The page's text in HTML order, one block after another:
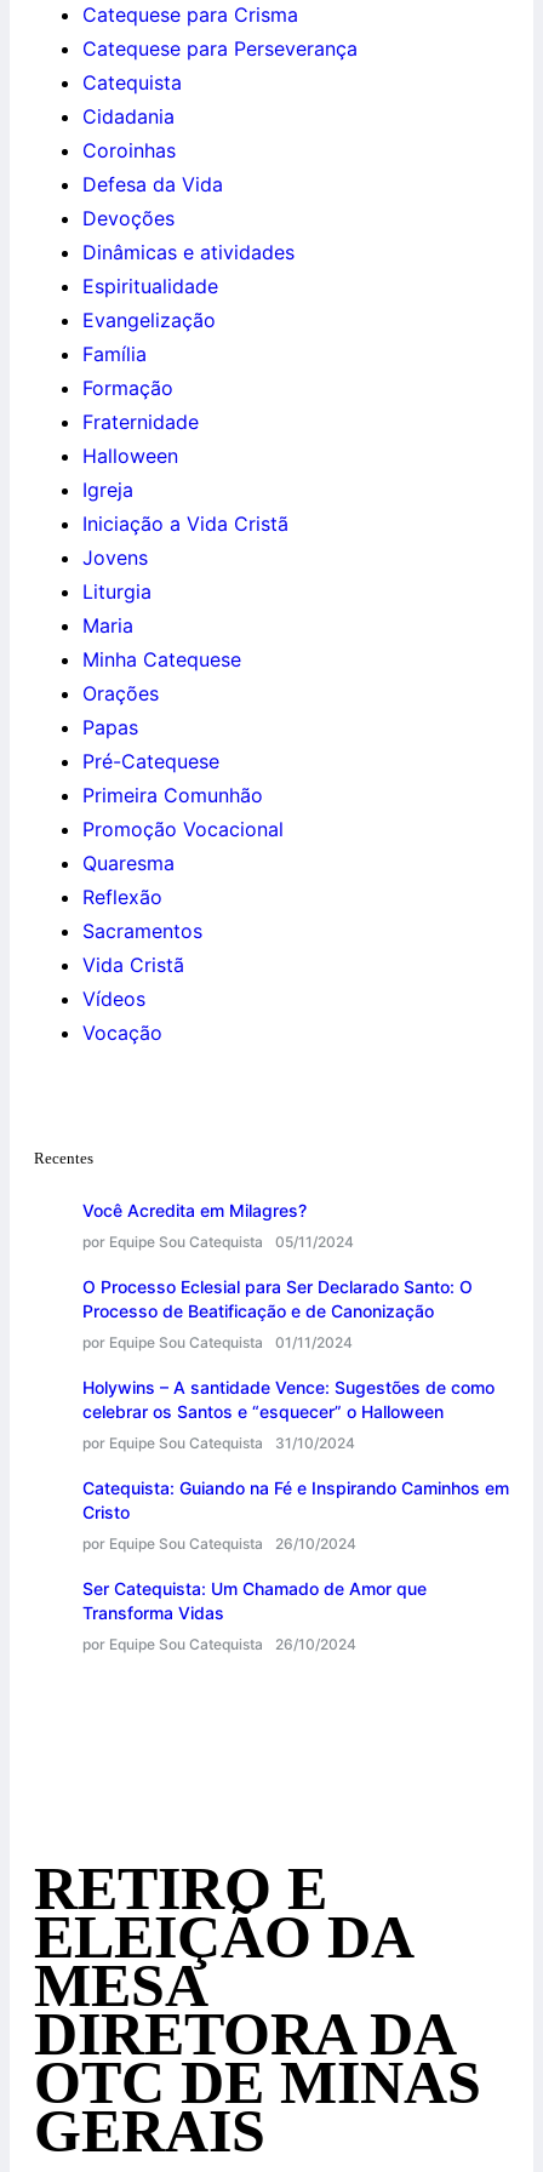
Catequese para Crisma
Catequese para Perseverança
Catequista
Cidadania
Coroinhas
Defesa da Vida
Devoções
Dinâmicas e atividades
Espiritualidade
Evangelização
Família
Formação
Fraternidade
Halloween
Igreja
Iniciação a Vida Cristã
Jovens
Liturgia
Maria
Minha Catequese
Orações
Papas
Pré-Catequese
Primeira Comunhão
Promoção Vocacional
Quaresma
Reflexão
Sacramentos
Vida Cristã
Vídeos
Vocação
Recentes
Você Acredita em Milagres?
por Equipe Sou Catequista 05/11/2024
O Processo Eclesial para Ser Declarado Santo: O
Processo de Beatificação e de Canonização
por Equipe Sou Catequista 01/11/2024
Holywins – A santidade Vence: Sugestões de como
celebrar os Santos e “esquecer” o Halloween
por Equipe Sou Catequista 31/10/2024
Catequista: Guiando na Fé e Inspirando Caminhos em
Cristo
por Equipe Sou Catequista 26/10/2024
Ser Catequista: Um Chamado de Amor que
Transforma Vidas
por Equipe Sou Catequista 26/10/2024
RETIRO E
ELEIÇÃO DA
MESA
DIRETORA DA
OTC DE MINAS
GERAIS